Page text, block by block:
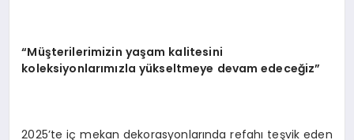
“Müşterilerimizin yaşam kalitesini
koleksiyonlarımızla yükseltmeye devam edeceğiz”
2025’te iç mekan dekorasyonlarında refahı teşvik eden